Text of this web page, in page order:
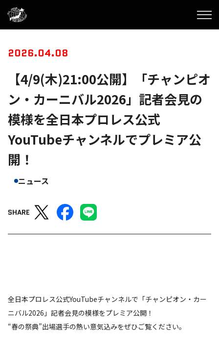
2026.04.08
【4/9(木)21:00公開】「チャンピオ
ン・カーニバル2026」記者会見の
模様を全日本プロレス公式
YouTubeチャンネルでプレミア公
開！
ニュース
SHARE
全日本プロレス公式YouTubeチャンネルで「チャンピオン・カー
ニバル2026」記者会見の模様をプレミア公開！
“春の祭典”出場選手の熱い意気込みをぜひご覧ください。